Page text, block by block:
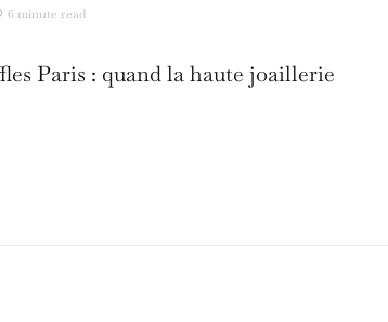
6 minute read
Paris : quand la haute joaillerie